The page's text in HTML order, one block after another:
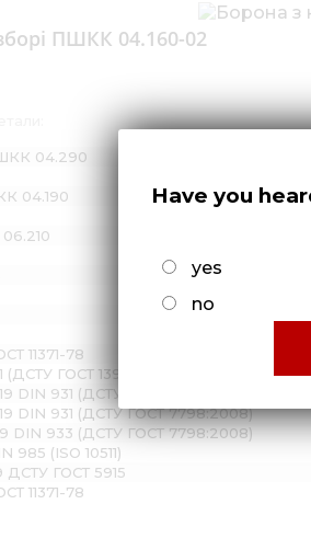
ПШКК 04.160-02
04.290
04.190
11371-78
(ДСТУ ГОСТ 13942:2008)
DIN 931 (ДСТУ ГОСТ 7798:2008)
DIN 931 (ДСТУ ГОСТ 7798:2008)
DIN 933 (ДСТУ ГОСТ 7798:2008)
985 (ISO 10511)
ДСТУ ГОСТ 5915
11371-78
Have you
yes
no